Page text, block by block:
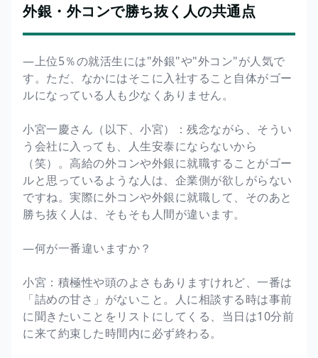
外銀・外コンで勝ち抜く人の共通点
―上位5％の就活生には"外銀"や"外コン"が人気で
す。ただ、なかにはそこに入社すること自体がゴー
ルになっている人も少なくありません。
小宮一慶さん（以下、小宮）：残念ながら、そうい
う会社に入っても、人生安泰にならないから
（笑）。高給の外コンや外銀に就職することがゴー
ルと思っているような人は、企業側が欲しがらない
ですね。実際に外コンや外銀に就職して、そのあと
勝ち抜く人は、そもそも人間が違います。
―何が一番違いますか？
小宮：積極性や頭のよさもありますけれど、一番は
「詰めの甘さ」がないこと。人に相談する時は事前
に聞きたいことをリストにしてくる、当日は10分前
に来て約束した時間内に必ず終わる。